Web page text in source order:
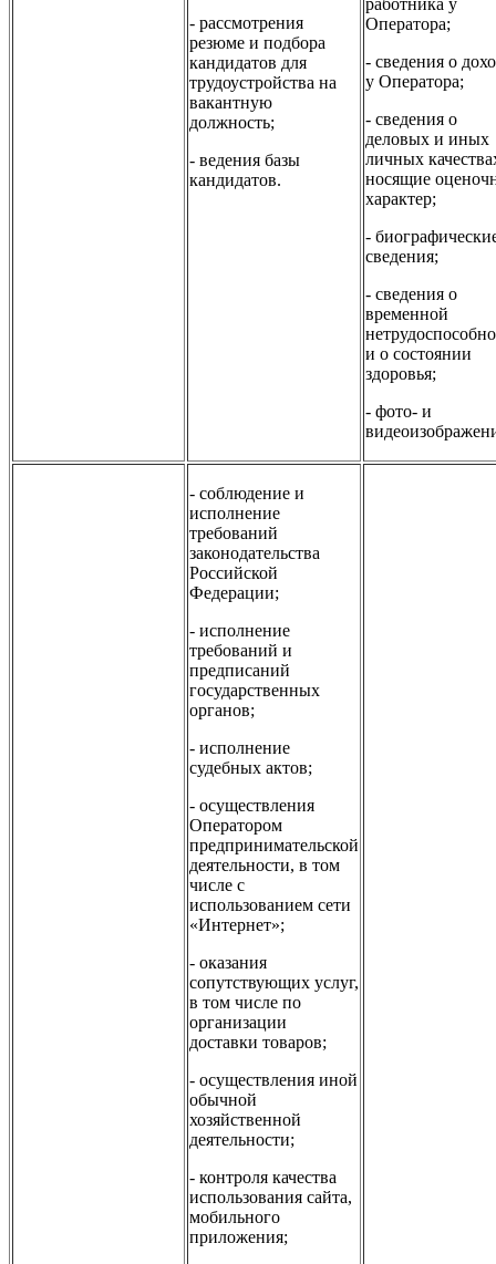
- рассмотрения
резюме и подбора
кандидатов для
трудоустройства на
вакантную
должность;
- ведения базы
кандидатов.
работника у
Оператора;
- сведения о
у Оператора;
- сведения о
деловых и иных
личных
носящие
характер;
-
сведения;
- сведения о
временной
и о состоянии
здоровья;
- фото- и
- соблюдение и
исполнение
требований
законодательства
Российской
Федерации;
- исполнение
требований и
предписаний
государственных
органов;
- исполнение
судебных актов;
- осуществления
Оператором
предпринимательской
деятельности, в том
числе с
использованием сети
«Интернет»;
- оказания
сопутствующих услуг,
в том числе по
организации
доставки товаров;
- осуществления иной
обычной
хозяйственной
деятельности;
- контроля качества
использования сайта,
мобильного
приложения;